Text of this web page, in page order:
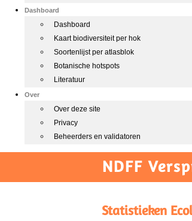
Dashboard
Dashboard
Kaart biodiversiteit per hok
Soortenlijst per atlasblok
Botanische hotspots
Literatuur
Over
Over deze site
Privacy
Beheerders en validatoren
NDFF
Statistieken